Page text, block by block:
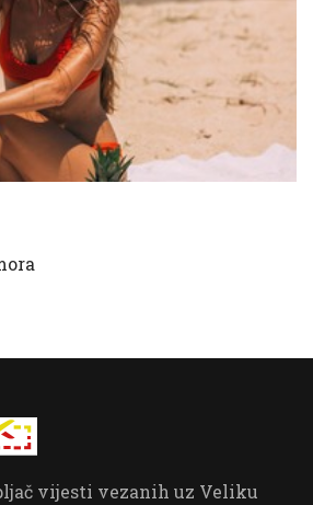
vijesti vezanih uz Veliku